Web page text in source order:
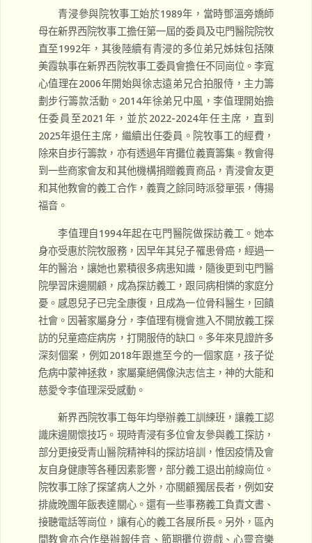
青浸參與院牧事工始於1989年，當時鄧溫旁嬌師
母在新界西院牧事工擔任第一屆的委員及屯門醫院院牧
直至1992年，其後陸續有青浸的多位弟兄姊妹包括陳
美霞執事在新界西院牧事工委員會擔任不同崗位。李寬
心值理在2006年開始與徐志遠弟兄合拍服侍，主力籌
劃步行籌款活動。2014年徐弟兄中風，李值理開始擔
任委員至2021年，並於2022-2024年任主席，直到
2025年退任主席，繼續出任委員。院牧事工的經費，
除來自步行籌款，亦有透過年宵攤位義賣籌集。教會得
到一些商家會友和其他機構捐贈義賣商品，青浸會友更
和其他教會的義工合作，義賣之餘同時派發單張，傳揚
福音。
李值理自1994年起在屯門醫院做探訪義工。她本
身亦受惠於院牧服務，因早年其兒子罹患骨癌，經過一
年的醫治，讓她也累積很多病患知識，隨後更到屯門醫
院學習床邊關顧，成為探訪義工，跟同病相憐的家庭分
憂。感恩兒子已完全康復，且成為一位骨科醫生，回饋
社會。因著家屬身分，李值理有機會進入不開放義工探
訪的兒童癌症病房，打開服侍的缺口。多年來見證許多
深刻個案，例如2018年跟進至今的一個家庭，孩子從
危病中蒙神拯救，家屬棄絕偶像決志信主，神的大能和
慈愛令李值理深受感動。
新界西院牧事工每年均舉辦義工訓練班，讓義工認
識床邊關懷技巧。現時青浸有多位會友參與義工探訪，
部分更接受青山醫院精神科的探訪培訓，惟因疫情及會
友自身健康等各種因素影響，部分義工退出前線崗位。
院牧事工除了探望病人之外，亦關顧獨居長者，例如安
排歲晚團年飯表達關心。還有一些事務義工負責文書、
接聽電話等崗位，讓有心的義工各展所長。另外，區內
間教會亦合作舉辦報佳音、節期攤位遊戲、心靈音樂